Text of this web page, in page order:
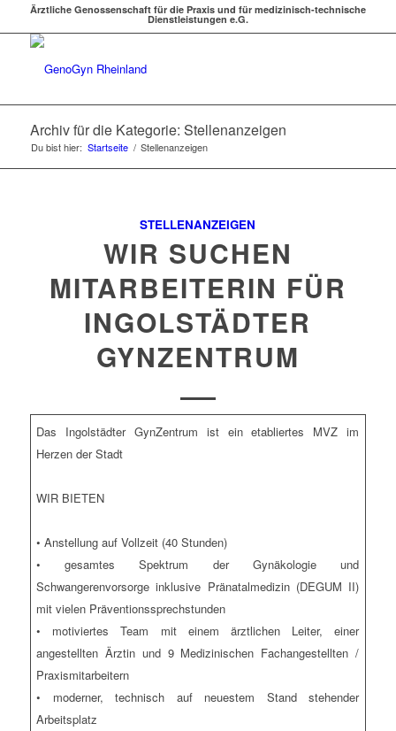
Ärztliche Genossenschaft für die Praxis und für medizinisch-technische
Dienstleistungen e.G.
Archiv für die Kategorie: Stellenanzeigen
Du bist hier: Startseite / Stellenanzeigen
STELLENANZEIGEN
WIR SUCHEN
MITARBEITERIN FÜR
INGOLSTÄDTER
GYNZENTRUM
Das Ingolstädter GynZentrum ist ein etabliertes MVZ im
Herzen der Stadt
WIR BIETEN
• Anstellung auf Vollzeit (40 Stunden)
• gesamtes Spektrum der Gynäkologie und
Schwangerenvorsorge inklusive Pränatalmedizin (DEGUM II)
mit vielen Präventionssprechstunden
• motiviertes Team mit einem ärztlichen Leiter, einer
angestellten Ärztin und 9 Medizinischen Fachangestellten /
Praxismitarbeitern
• moderner, technisch auf neuestem Stand stehender
Arbeitsplatz